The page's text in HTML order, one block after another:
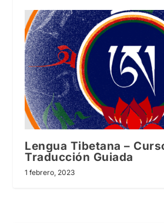
Lengua Tibetana –
Traducción Guiada
1 febrero, 2023